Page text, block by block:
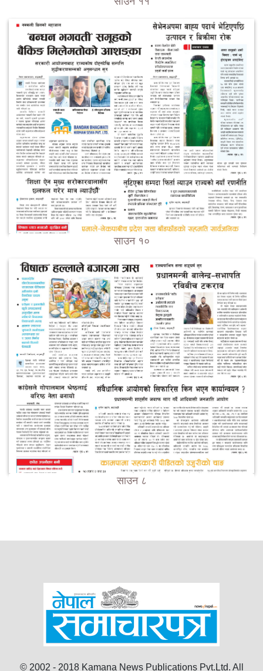
साउन १०
साउन ८
© 2002 - 2018 Kamana News Publications Pvt.Ltd. All